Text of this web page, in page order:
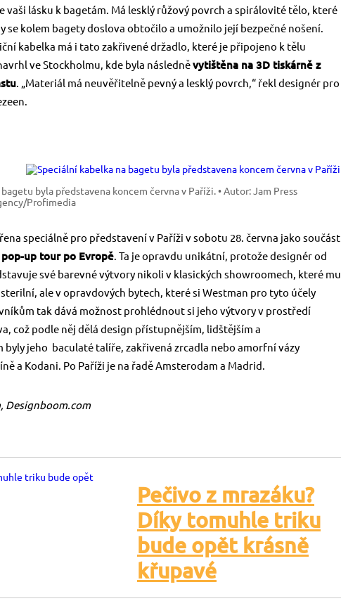
vaši lásku k bagetám. Má lesklý růžový povrch a spirálovité tělo, které
se kolem bagety doslova obtočilo a umožnilo její bezpečné nošení.
kabelka má i tato zakřivené držadlo, které je připojeno k tělu
ve Stockholmu, kde byla následněvytištěna na 3D tiskárně z
. „Materiál má neuvěřitelně pevný a lesklý povrch,“ řekl designér pro
byla představena koncem června v Paříži.• Autor: Jam Press
Profimedia
speciálně pro představení v Paříži v sobotu 28. června jako součást
up tour po Evropě. Ta je opravdu unikátní, protože designér od
své barevné výtvory nikoli v klasických showroomech, které mu
ale v opravdových bytech, které si Westman pro tyto účely
tak dává možnost prohlédnout si jeho výtvory v prostředí
což podle něj dělá design přístupnějším, lidštějším a
byly jeho baculaté talíře, zakřivená zrcadla nebo amorfní vázy
a Kodani. Po Paříži je na řadě Amsterodam a Madrid.
Designboom.com
Pečivo z mrazáku?
Díky tomuhle triku
bude opět krásně
křupavé